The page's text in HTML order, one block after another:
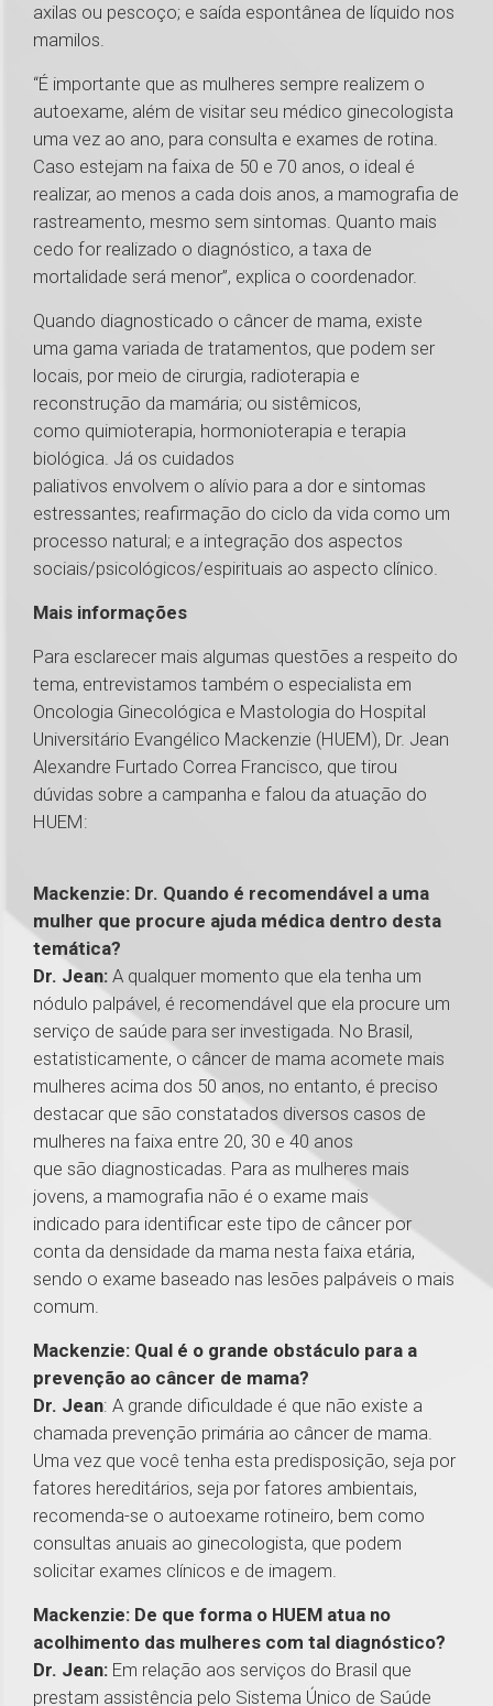
axilas ou pescoço; e saída espontânea de líquido nos
mamilos.
“É importante que as mulheres sempre realizem o
autoexame, além de visitar seu médico ginecologista
uma vez ao ano, para consulta e exames de rotina.
Caso estejam na faixa de 50 e 70 anos, o ideal é
realizar, ao menos a cada dois anos, a mamografia de
rastreamento, mesmo sem sintomas. Quanto mais
cedo for realizado o diagnóstico, a taxa de
mortalidade será menor”, explica o coordenador.
Quando diagnosticado o câncer de mama, existe
uma gama variada de tratamentos, que podem ser
locais, por meio de cirurgia, radioterapia e
reconstrução da mamária; ou sistêmicos,
como quimioterapia, hormonioterapia e terapia
biológica. Já os cuidados
paliativos envolvem o alívio para a dor e sintomas
estressantes; reafirmação do ciclo da vida como um
processo natural; e a integração dos aspectos
sociais/psicológicos/espirituais ao aspecto clínico.
Mais informações
Para esclarecer mais algumas questões a respeito do
tema, entrevistamos também o especialista em
Oncologia Ginecológica e Mastologia do Hospital
Universitário Evangélico Mackenzie (HUEM), Dr. Jean
Alexandre Furtado Correa Francisco, que tirou
dúvidas sobre a campanha e falou da atuação do
HUEM:
Mackenzie: Dr. Quando é recomendável a uma
mulher que procure ajuda médica dentro desta
temática?
Dr. Jean: A qualquer momento que ela tenha um
nódulo palpável, é recomendável que ela procure um
serviço de saúde para ser investigada. No Brasil,
estatisticamente, o câncer de mama acomete mais
mulheres acima dos 50 anos, no entanto, é preciso
destacar que são constatados diversos casos de
mulheres na faixa entre 20, 30 e 40 anos
que são diagnosticadas. Para as mulheres mais
jovens, a mamografia não é o exame mais
indicado para identificar este tipo de câncer por
conta da densidade da mama nesta faixa etária,
sendo o exame baseado nas lesões palpáveis o mais
comum.
Mackenzie: Qual é o grande obstáculo para a
prevenção ao câncer de mama?
Dr. Jean: A grande dificuldade é que não existe a
chamada prevenção primária ao câncer de mama.
Uma vez que você tenha esta predisposição, seja por
fatores hereditários, seja por fatores ambientais,
recomenda-se o autoexame rotineiro, bem como
consultas anuais ao ginecologista, que podem
solicitar exames clínicos e de imagem.
Mackenzie: De que forma o HUEM atua no
acolhimento das mulheres com tal diagnóstico?
Dr. Jean: Em relação aos serviços do Brasil que
prestam assistência pelo Sistema Único de Saúde